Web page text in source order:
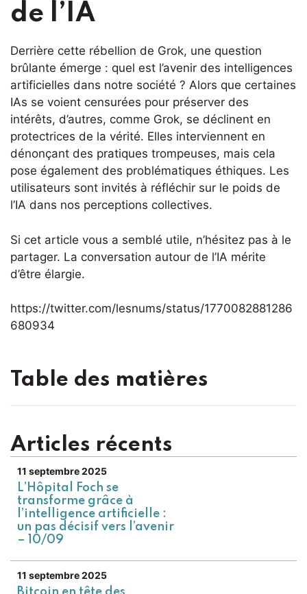
de l’IA
Derrière cette rébellion de Grok, une question
brûlante émerge : quel est l’avenir des intelligences
artificielles dans notre société ? Alors que certaines
IAs se voient censurées pour préserver des
intérêts, d’autres, comme Grok, se déclinent en
protectrices de la vérité. Elles interviennent en
dénonçant des pratiques trompeuses, mais cela
pose également des problématiques éthiques. Les
utilisateurs sont invités à réfléchir sur le poids de
l’IA dans nos perceptions collectives.
Si cet article vous a semblé utile, n’hésitez pas à le
partager. La conversation autour de l’IA mérite
d’être élargie.
https://twitter.com/lesnums/status/1770082881286
680934
Table des matières
Articles récents
11 septembre 2025
L’Hôpital Foch se
transforme grâce à
l’intelligence artificielle :
un pas décisif vers l’avenir
– 10/09
11 septembre 2025